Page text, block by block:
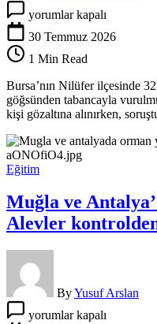
silah
sesi
32
kadın
evinde
ölü
bulundu
için
yorumlar kapalı
30 Temmuz 2026
1 Min Read
Bursa’nın Nilüfer ilçesinde
göğsünden tabancayla
kişi gözaltına alınırken,
Eğitim
Muğla ve
Alevler
ByYusuf Arslan
ve
yorumlar kapalı